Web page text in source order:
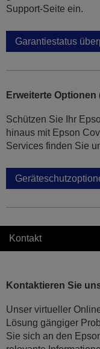
Support-Seite ein.
Garantiestatus
Erweiterte Optionen
Schützen Sie Ihr
hinaus mit Epson
Services finden Sie
Kontakt
Kontaktieren Sie
Unser virtueller
Lösung gängiger
Sie sich an den